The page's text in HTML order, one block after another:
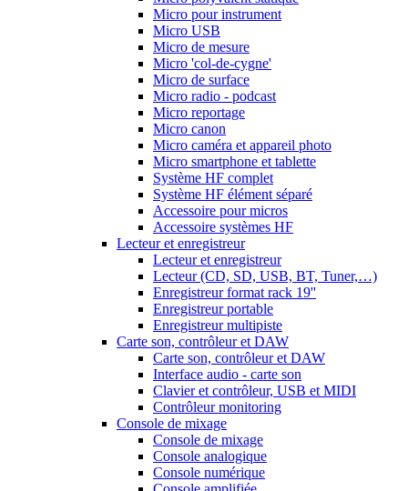
Micro pour instrument
Micro USB
Micro de mesure
Micro 'col-de-cygne'
Micro de surface
Micro radio - podcast
Micro reportage
Micro canon
Micro caméra et appareil photo
Micro smartphone et tablette
Système HF complet
Système HF élément séparé
Accessoire pour micros
Accessoire systèmes HF
Lecteur et enregistreur
Lecteur et enregistreur
Lecteur (CD, SD, USB, BT, Tuner,…)
Enregistreur format rack 19''
Enregistreur portable
Enregistreur multipiste
Carte son, contrôleur et DAW
Carte son, contrôleur et DAW
Interface audio - carte son
Clavier et contrôleur, USB et MIDI
Contrôleur monitoring
Console de mixage
Console de mixage
Console analogique
Console numérique